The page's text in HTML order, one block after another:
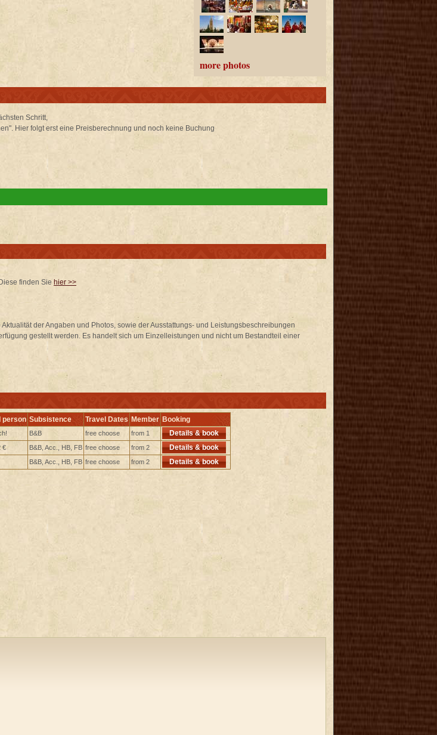
more photos
Schritt,
Hier folgt erst eine Preisberechnung und noch keine Buchung
finden Sie hier >>
der Angaben und Photos, sowie der Ausstattungs- und Leistungsbeschreibungen
gestellt werden. Es handelt sich um Einzelleistungen und nicht um Bestandteil einer
person Subsistence Travel Dates Member Booking
B&B free choose from 1 Details & book
€ B&B, Acc., HB, FB free choose from 2 Details & book
B&B, Acc., HB, FB free choose from 2 Details & book